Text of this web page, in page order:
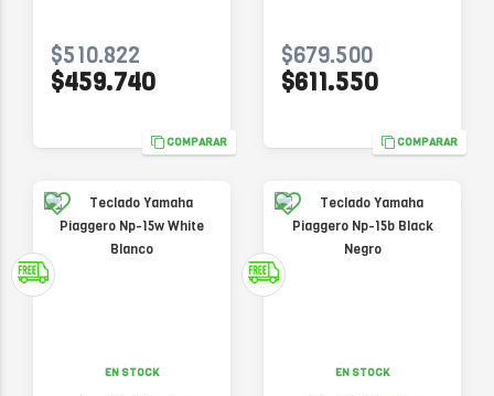
$510.822
$459.740
COMPARAR
$679.500
$611.550
COMPARAR
EN STOCK EN STOCK